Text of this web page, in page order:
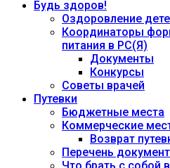
Будь здоров!
Оздоровление
Координаторы
питания в РС(Я)
Документы
Конкурсы
Советы врачей
Путевки
Бюджетные места
Коммерческие
Возврат
Перечень